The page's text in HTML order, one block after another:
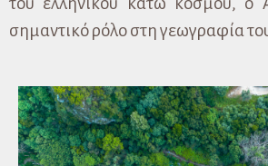
σημαντικό ρόλο στη γεωγραφία